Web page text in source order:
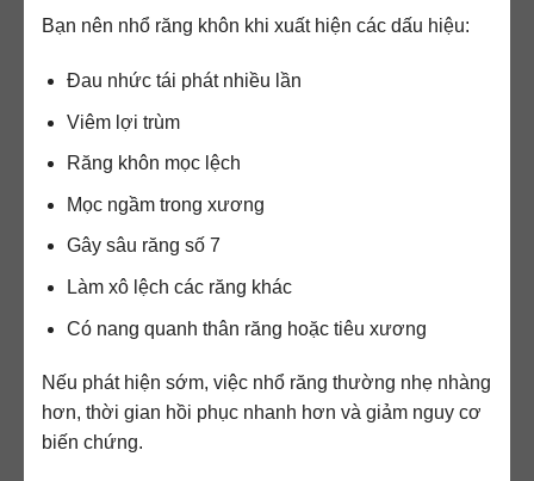
Bạn nên nhổ răng khôn khi xuất hiện các dấu hiệu:
Đau nhức tái phát nhiều lần
Viêm lợi trùm
Răng khôn mọc lệch
Mọc ngầm trong xương
Gây sâu răng số 7
Làm xô lệch các răng khác
Có nang quanh thân răng hoặc tiêu xương
Nếu phát hiện sớm, việc nhổ răng thường nhẹ nhàng
hơn, thời gian hồi phục nhanh hơn và giảm nguy cơ
biến chứng.